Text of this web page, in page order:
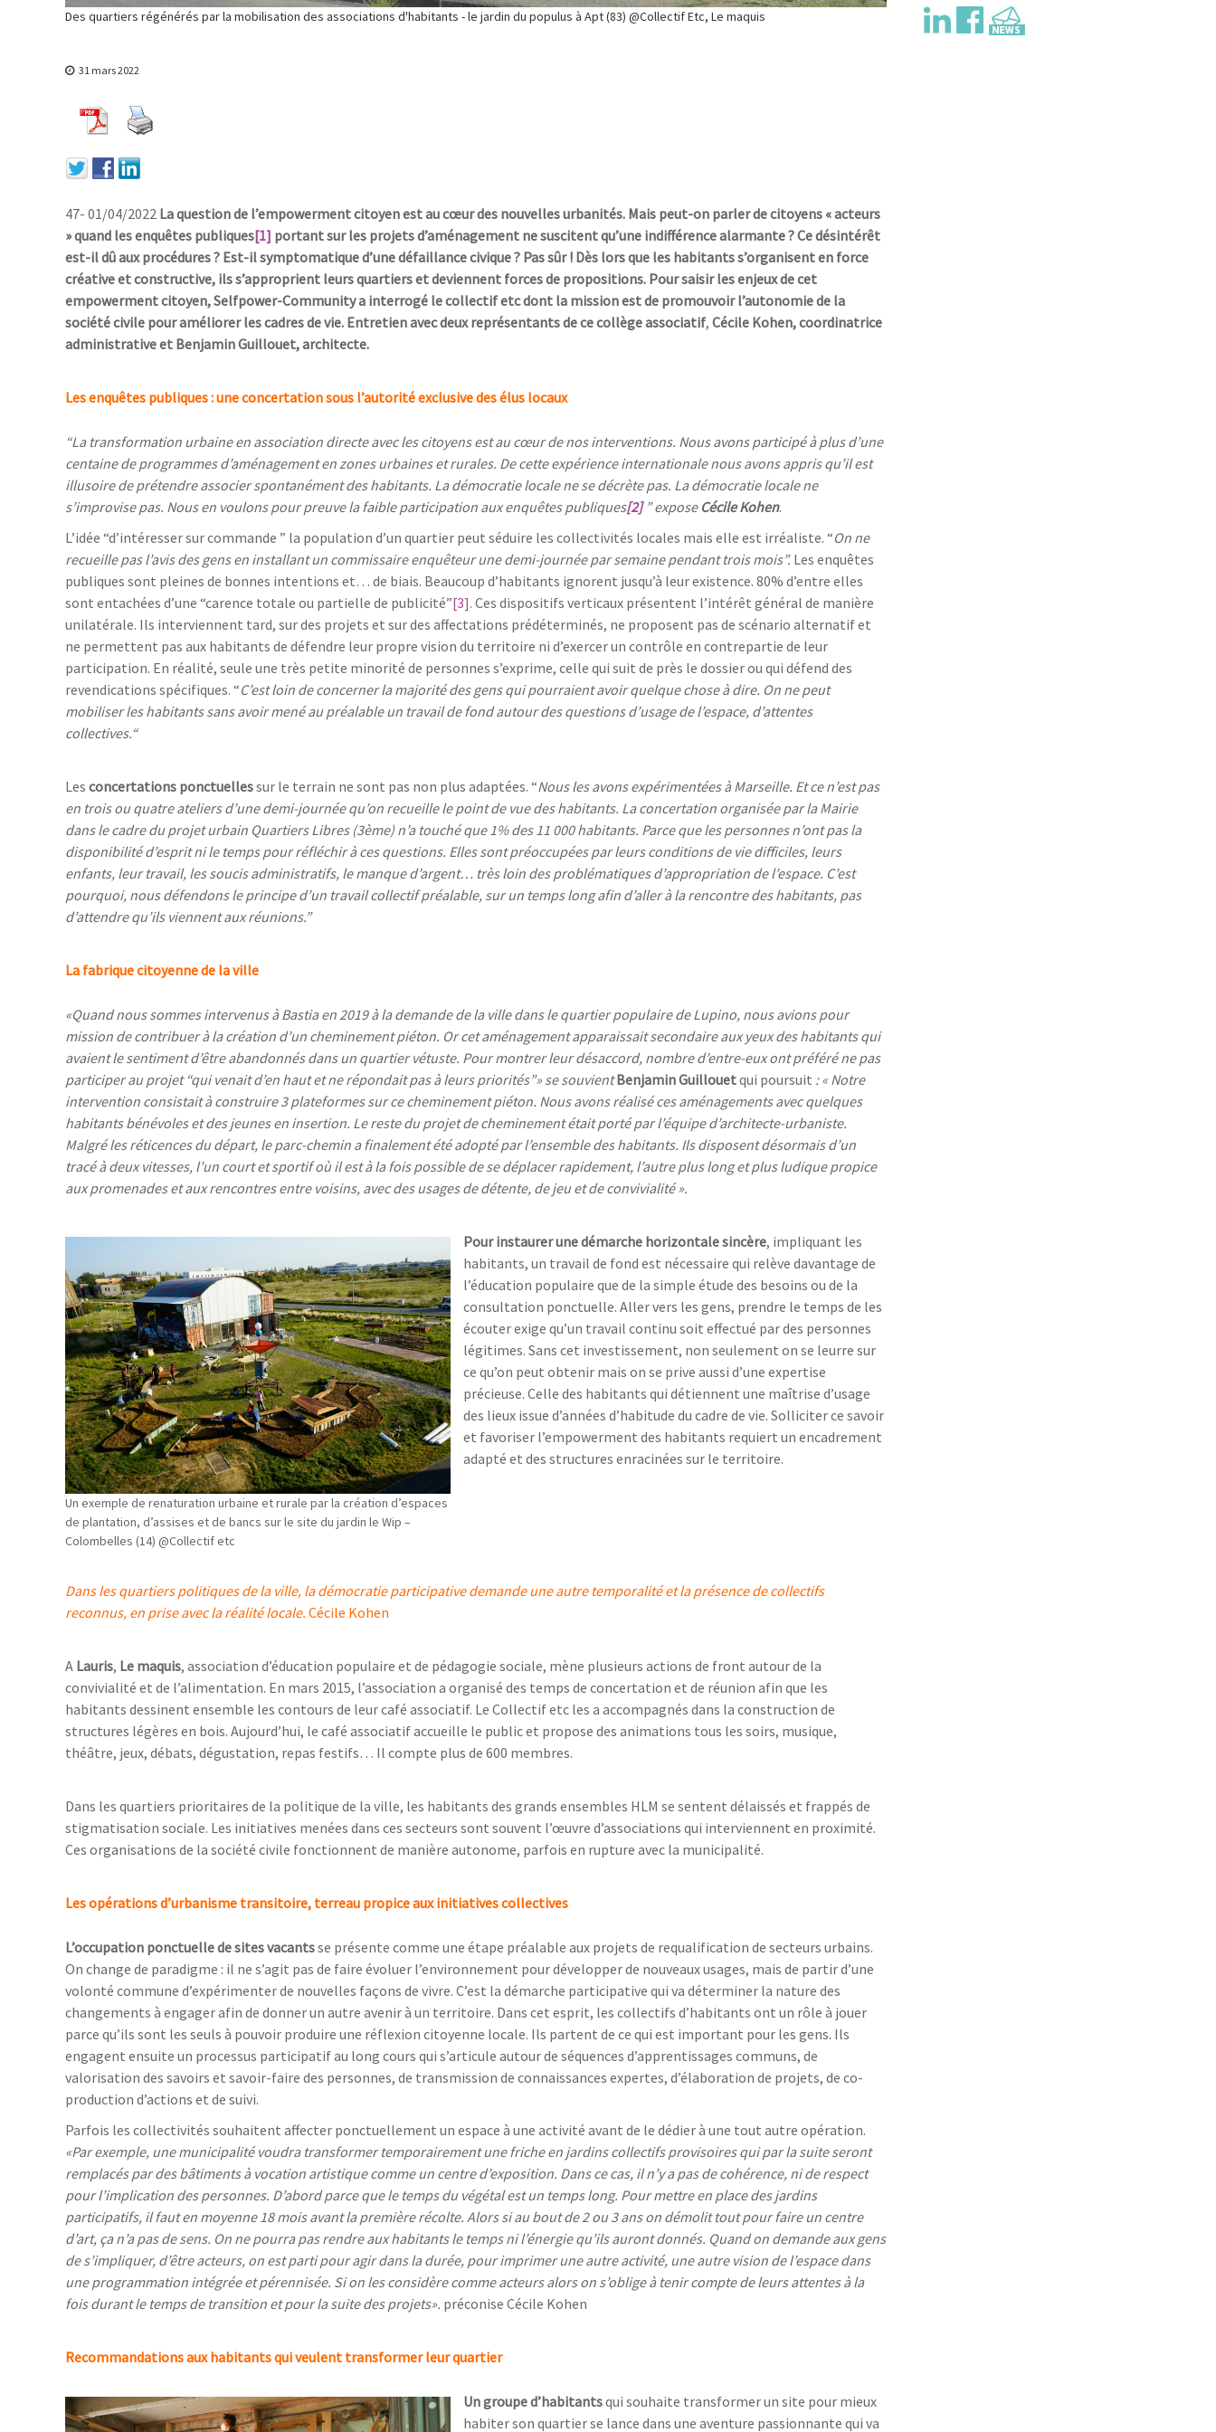
Des quartiers régénérés par la mobilisation des associations d'habitants - le jardin du populus à Apt (83) @Collectif Etc, Le maquis
31 mars 2022
47- 01/04/2022 La question de l’empowerment citoyen est au cœur des nouvelles urbanités. Mais peut-on parler de citoyens « acteurs
» quand les enquêtes publiques[1] portant sur les projets d’aménagement ne suscitent qu’une indifférence alarmante ? Ce désintérêt
est-il dû aux procédures ? Est-il symptomatique d’une défaillance civique ? Pas sûr ! Dès lors que les habitants s’organisent en force
créative et constructive, ils s’approprient leurs quartiers et deviennent forces de propositions. Pour saisir les enjeux de cet
empowerment citoyen, Selfpower-Community a interrogé le collectif etc dont la mission est de promouvoir l’autonomie de la
société civile pour améliorer les cadres de vie. Entretien avecdeux représentants de ce collège associatif, Cécile Kohen, coordinatrice
administrative et Benjamin Guillouet, architecte.
Les enquêtes publiques : une concertation sous l’autorité exclusive des élus locaux
“La transformation urbaine en association directe avec les citoyens est au cœur de nos interventions. Nous avons participé à plus d’une
centaine de programmes d’aménagement en zones urbaines et rurales. De cette expérience internationale nous avons appris qu’il est
illusoire de prétendre associer spontanément des habitants. La démocratie locale ne se décrète pas. La démocratie locale ne
s’improvise pas. Nous en voulons pour preuve la faible participation aux enquêtes publiques[2]” expose Cécile Kohen.
L’idée “d’intéresser sur commande ” la population d’un quartier peut séduire les collectivités locales mais elle est irréaliste. “On ne
recueille pas l’avis des gens en installant un commissaire enquêteur une demi-journée par semaine pendant trois mois”. Les enquêtes
publiques sont pleines de bonnes intentions et… de biais. Beaucoup d’habitants ignorent jusqu’à leur existence. 80% d’entre elles
sont entachées d’une “carence totale ou partielle de publicité”[3]. Ces dispositifs verticaux présentent l’intérêt général de manière
unilatérale. Ils interviennent tard, sur des projets et sur des affectations prédéterminés, ne proposent pas de scénario alternatif et
ne permettent pas aux habitants de défendre leur propre vision du territoire ni d’exercer un contrôle en contrepartie de leur
participation. En réalité, seule une très petite minorité de personnes s’exprime, celle qui suit de près le dossier ou qui défend des
revendications spécifiques. “C’est loin de concerner la majorité des gens qui pourraient avoir quelque chose à dire. On ne peut
mobiliser les habitants sans avoir mené au préalable un travail de fond autour des questions d’usage de l’espace, d’attentes
collectives.“
Les concertations ponctuellessur le terrain ne sont pas non plus adaptées. “Nous les avons expérimentées à Marseille. Et ce n’est pas
en trois ou quatre ateliers d’une demi-journée qu’on recueille le point de vue des habitants. La concertation organisée par la Mairie
dans le cadre du projet urbain Quartiers Libres (3ème) n’a touché que 1% des 11 000 habitants. Parce que les personnes n’ont pas la
disponibilité d’esprit ni le temps pour réfléchir à ces questions. Elles sont préoccupées par leurs conditions de vie difficiles, leurs
enfants, leur travail, les soucis administratifs, le manque d’argent… très loin des problématiques d’appropriation de l’espace. C’est
pourquoi, nous défendons le principe d’un travail collectif préalable, sur un temps long afin d’aller à la rencontre des habitants, pas
d’attendre qu’ils viennent aux réunions.”
La fabrique citoyenne de la ville
«Quand nous sommes intervenus à Bastia en 2019 à la demande de la ville dans le quartier populaire de Lupino, nous avions pour
mission de contribuer à la création d’un cheminement piéton. Or cet aménagement apparaissait secondaire aux yeux des habitants qui
avaient le sentiment d’être abandonnés dans un quartier vétuste. Pour montrer leur désaccord, nombre d’entre-eux ont préféré ne pas
participer au projet “qui venait d’en haut et ne répondait pas à leurs priorités”»se souvientBenjamin Guillouetqui poursuit : « Notre
intervention consistait à construire 3 plateformes sur ce cheminement piéton. Nous avons réalisé ces aménagements avec quelques
habitants bénévoles et des jeunes en insertion. Le reste du projet de cheminement était porté par l’équipe d’architecte-urbaniste.
Malgré les réticences du départ, leparc-chemin a finalement été adopté par l’ensemble des habitants. Ils disposent désormais d’un
tracé à deux vitesses, l’un court et sportif où il est à la fois possible de se déplacer rapidement, l’autre plus long et plus ludique propice
aux promenades et aux rencontres entre voisins, avec des usages de détente, de jeu et de convivialité ».
Un exemple de renaturation urbaine et rurale par la création d’espaces
de plantation, d’assises et de bancs sur le site du jardin le Wip –
Colombelles (14) @Collectif etc
Pour instaurer une démarche horizontale sincère, impliquant les
habitants, un travail de fond est nécessaire qui relève davantage de
l’éducation populaire que de la simple étude des besoins ou de la
consultation ponctuelle. Aller vers les gens, prendre le temps de les
écouter exige qu’un travail continu soit effectué par des personnes
légitimes. Sans cet investissement, non seulement on se leurre sur
ce qu’on peut obtenir mais on se prive aussi d’une expertise
précieuse. Celle des habitants qui détiennent une maîtrise d’usage
des lieux issue d’années d’habitude du cadre de vie. Solliciter ce savoir
et favoriser l’empowerment des habitants requiert un encadrement
adapté et des structures enracinées sur le territoire.
Dans les quartiers politiques de la ville, la démocratie participative demande une autre temporalité et la présence de collectifs
reconnus, en prise avec la réalité locale. Cécile Kohen
A Lauris, Le maquis, association d’éducation populaire et de pédagogie sociale, mène plusieurs actions de front autour de la
convivialité et de l’alimentation. En mars 2015, l’association a organisé des temps de concertation et de réunion afin que les
habitants dessinent ensemble les contours de leur café associatif. Le Collectif etc les a accompagnés dans la construction de
structures légères en bois. Aujourd’hui, le café associatif accueille le public et propose des animations tous les soirs, musique,
théâtre, jeux, débats, dégustation, repas festifs… Il compte plus de 600 membres.
Dans les quartiers prioritaires de la politique de la ville, les habitants des grands ensembles HLM se sentent délaissés et frappés de
stigmatisation sociale. Les initiatives menées dans ces secteurs sont souvent l’œuvre d’associations qui interviennent en proximité.
Ces organisations de la société civile fonctionnent de manière autonome, parfois en rupture avec la municipalité.
Les opérations d’urbanisme transitoire, terreau propice aux initiatives collectives
L’occupation ponctuelle de sites vacantsse présente comme une étape préalable aux projets de requalification de secteurs urbains.
On change de paradigme : il ne s’agit pas de faire évoluer l’environnement pour développer de nouveaux usages, mais de partir d’une
volonté commune d’expérimenter de nouvelles façons de vivre. C’est la démarche participative qui va déterminer la nature des
changements à engager afin de donner un autre avenir à un territoire. Dans cet esprit, les collectifs d’habitants ont un rôle à jouer
parce qu’ils sont les seuls à pouvoir produire une réflexion citoyenne locale. Ils partent de ce qui est important pour les gens. Ils
engagent ensuite un processus participatif au long cours qui s’articule autour de séquences d’apprentissages communs, de
valorisation des savoirs et savoir-faire des personnes, de transmission de connaissances expertes, d’élaboration de projets, de co-
production d’actions et de suivi.
Parfois les collectivités souhaitent affecter ponctuellement un espace à une activité avant de le dédier à une tout autre opération.
«Par exemple, une municipalité voudra transformer temporairement une friche en jardins collectifs provisoires qui par la suite seront
remplacés par des bâtiments à vocation artistique comme un centre d’exposition. Dans ce cas, il n’y a pas de cohérence, ni de respect
pour l’implication des personnes. D’abord parce que le temps du végétal est un temps long. Pour mettre en place des jardins
participatifs, il faut en moyenne 18 mois avant la première récolte. Alors si au bout de 2 ou 3 ans on démolit tout pour faire un centre
d’art, ça n’a pas de sens. On ne pourra pas rendre aux habitants le temps ni l’énergie qu’ils auront donnés. Quand on demande aux gens
de s’impliquer, d’être acteurs, on est parti pour agir dans la durée, pour imprimer une autre activité, une autre vision de l’espace dans
une programmation intégrée et pérennisée. Si on les considère comme acteurs alors on s’oblige à tenir compte de leurs attentes à la
fois durant le temps de transition et pour la suite des projets». préconise Cécile Kohen
Recommandations aux habitants qui veulent transformer leur quartier
Un groupe d’habitantsqui souhaite transformer un site pour mieux
habiter son quartier se lance dans une aventure passionnante qui va
é
o